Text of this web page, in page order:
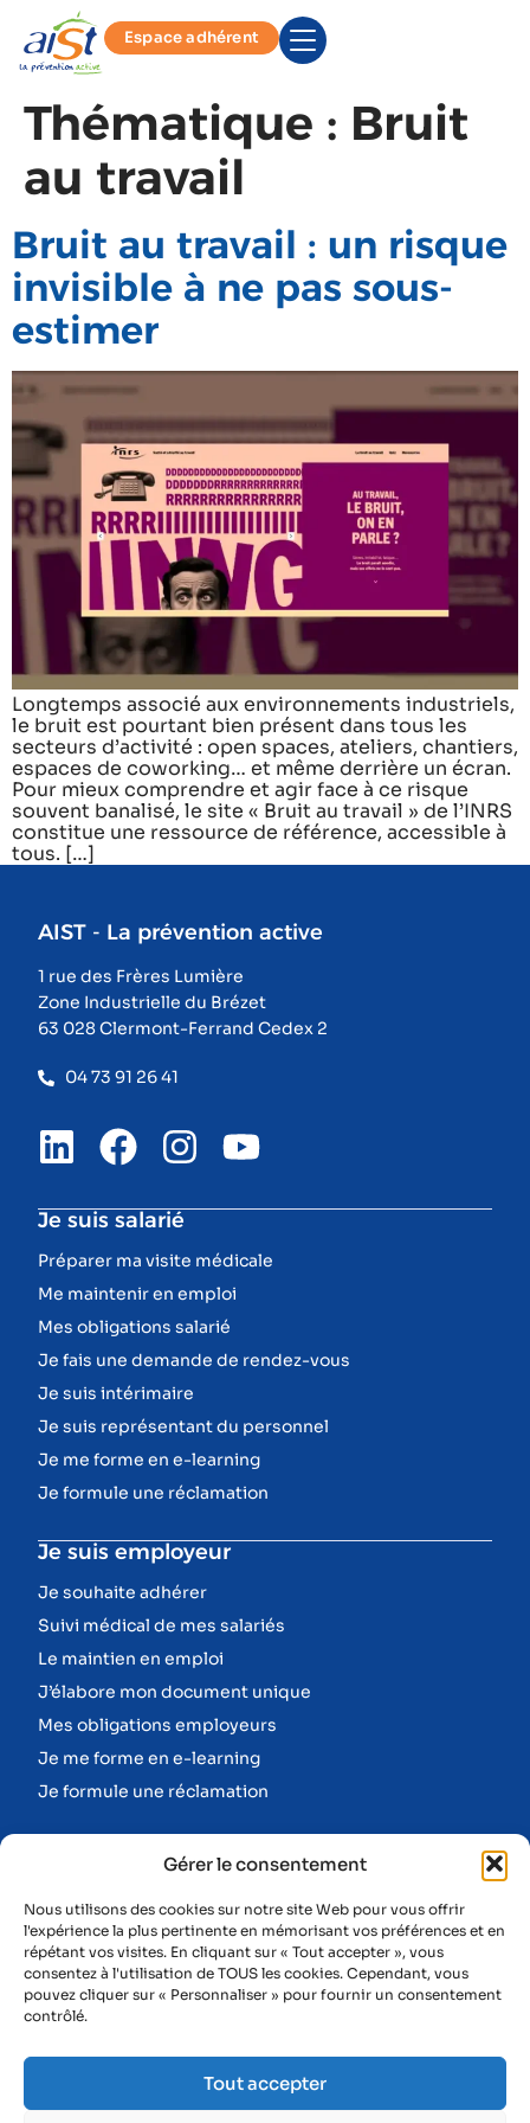
Gérer le consentement
Nous utilisons des cookies sur notre site Web pour vous offrir
l'expérience la plus pertinente en mémorisant vos préférences et en
répétant vos visites. En cliquant sur « Tout accepter », vous
consentez à l'utilisation de TOUS les cookies. Cependant, vous
pouvez cliquer sur « Personnaliser » pour fournir un consentement
contrôlé.
Tout accepter
Espace adhérent
Thématique : Bruit
au travail
Bruit au travail : un risque
invisible à ne pas sous-
estimer
Longtemps associé aux environnements industriels,
le bruit est pourtant bien présent dans tous les
secteurs d’activité : open spaces, ateliers, chantiers,
espaces de coworking… et même derrière un écran.
Pour mieux comprendre et agir face à ce risque
souvent banalisé, le site « Bruit au travail » de l’INRS
constitue une ressource de référence, accessible à
tous. […]
AIST - La prévention active
1 rue des Frères Lumière
Zone Industrielle du Brézet
63 028 Clermont-Ferrand Cedex 2
04 73 91 26 41
Je suis salarié
Préparer ma visite médicale
Me maintenir en emploi
Mes obligations salarié
Je fais une demande de rendez-vous
Je suis intérimaire
Je suis représentant du personnel
Je me forme en e-learning
Je formule une réclamation
Je suis employeur
Je souhaite adhérer
Suivi médical de mes salariés
Le maintien en emploi
J’élabore mon document unique
Mes obligations employeurs
Je me forme en e-learning
Je formule une réclamation
Informations
Nos équipes
Prévention des risques professionnels
Suivi de santé
Prévention désinsertion professionnelle
Evènements